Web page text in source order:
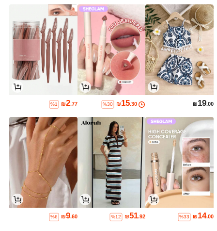
₪19.00
₪15.30
%30
₪2.77
%1
₪14.00
%33
₪51.92
%12
₪9.60
%6